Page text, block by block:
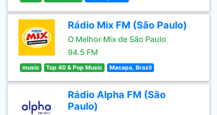
Rádio Mix FM (São Paulo)
O Melhor Mix de São Paulo
94.5 FM
music Top 40 & Pop Music Macapa, Brazil
Rádio Alpha FM (São
Paulo)